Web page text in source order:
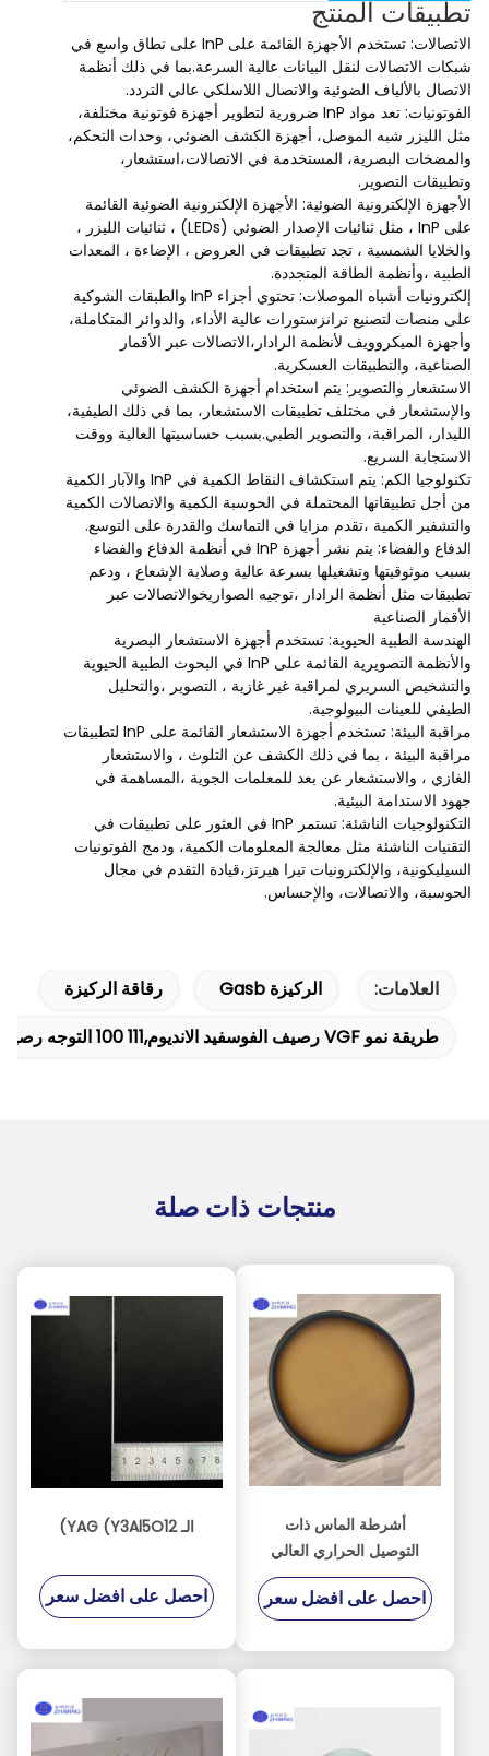
تطبيقات المنتج
الاتصالات: تستخدم الأجهزة القائمة على InP على نطاق واسع في
شبكات الاتصالات لنقل البيانات عالية السرعة.بما في ذلك أنظمة
الاتصال بالألياف الضوئية والاتصال اللاسلكي عالي التردد.
الفوتونيات: تعد مواد InP ضرورية لتطوير أجهزة فوتونية مختلفة،
مثل الليزر شبه الموصل، أجهزة الكشف الضوئي، وحدات التحكم،
والمضخات البصرية، المستخدمة في الاتصالات،استشعار،
وتطبيقات التصوير.
الأجهزة الإلكترونية الضوئية: الأجهزة الإلكترونية الضوئية القائمة
على InP ، مثل ثنائيات الإصدار الضوئي (LEDs) ، ثنائيات الليزر ،
والخلايا الشمسية ، تجد تطبيقات في العروض ، الإضاءة ، المعدات
الطبية ،وأنظمة الطاقة المتجددة.
إلكترونيات أشباه الموصلات: تحتوي أجزاء InP والطبقات الشوكية
على منصات لتصنيع ترانزستورات عالية الأداء، والدوائر المتكاملة،
وأجهزة الميكروويف لأنظمة الرادار،الاتصالات عبر الأقمار
الصناعية، والتطبيقات العسكرية.
الاستشعار والتصوير: يتم استخدام أجهزة الكشف الضوئي
والإستشعار في مختلف تطبيقات الاستشعار، بما في ذلك الطيفية،
الليدار، المراقبة، والتصوير الطبي.بسبب حساسيتها العالية ووقت
الاستجابة السريع.
تكنولوجيا الكم: يتم استكشاف النقاط الكمية في InP والآبار الكمية
من أجل تطبيقاتها المحتملة في الحوسبة الكمية والاتصالات الكمية
والتشفير الكمية ،تقدم مزايا في التماسك والقدرة على التوسع.
الدفاع والفضاء: يتم نشر أجهزة InP في أنظمة الدفاع والفضاء
بسبب موثوقيتها وتشغيلها بسرعة عالية وصلابة الإشعاع ، ودعم
تطبيقات مثل أنظمة الرادار ،توجيه الصواريخوالاتصالات عبر
الأقمار الصناعية
الهندسة الطبية الحيوية: تستخدم أجهزة الاستشعار البصرية
والأنظمة التصويرية القائمة على InP في البحوث الطبية الحيوية
والتشخيص السريري لمراقبة غير غازية ، التصوير ،والتحليل
الطيفي للعينات البيولوجية.
مراقبة البيئة: تستخدم أجهزة الاستشعار القائمة على InP لتطبيقات
مراقبة البيئة ، بما في ذلك الكشف عن التلوث ، والاستشعار
الغازي ، والاستشعار عن بعد للمعلمات الجوية ،المساهمة في
جهود الاستدامة البيئية.
التكنولوجيات الناشئة: تستمر InP في العثور على تطبيقات في
التقنيات الناشئة مثل معالجة المعلومات الكمية، ودمج الفوتونيات
السيليكونية، والإلكترونيات تيرا هيرتز،قيادة التقدم في مجال
الحوسبة، والاتصالات، والإحساس.
العلامات: الركيزة Gasb
رقاقة الركيزة
طريقة نمو VGF رصيف الفوسفيد الانديوم,111 100 التوجه رصيف الفوسفيد الانديوم,أجزاء نصف موصلة من النوع N من الفوسفيد الإنديوم
منتجات ذات صلة
أشرطة الماس ذات
التوصيل الحراري العالي
لأجهزة الذكاء الاصطناعي
والاتصالات الراديوية وأجهزة
احصل على افضل سعر
الـ YAG (Y3Al5O12)
احصل على افضل سعر